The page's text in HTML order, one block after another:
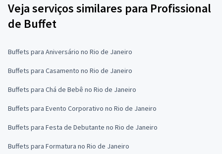
Veja serviços similares para Profissional
de Buffet
Buffets para Aniversário no Rio de Janeiro
Buffets para Casamento no Rio de Janeiro
Buffets para Chá de Bebê no Rio de Janeiro
Buffets para Evento Corporativo no Rio de Janeiro
Buffets para Festa de Debutante no Rio de Janeiro
Buffets para Formatura no Rio de Janeiro